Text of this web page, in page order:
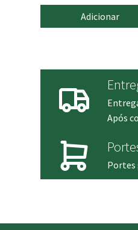
Adicionar
Após
Portes